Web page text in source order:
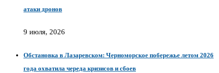
атаки дронов
9 июля, 2026
Обстановка в Лазаревском: Черноморское побережье летом 2026
года охватила череда кризисов и сбоев